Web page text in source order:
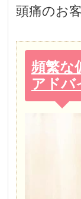
頭痛のお
頻繁な
アドバ